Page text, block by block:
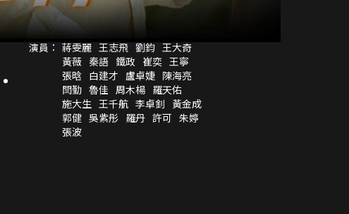
演員： 蔣雯麗 王志飛 劉鈞 王大奇
黃薇 秦語 鐵政 崔奕 王寧
張晗 白建才 盧卓婕 陳海亮
閆勤 魯佳 周木楊 羅天佑
施大生 王千航 李卓釗 黃金成
郭健 吳紫彤 羅丹 許可 朱婷
張波